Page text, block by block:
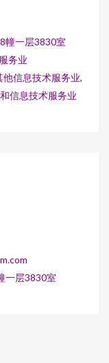
幢一层3830室
务业
信息技术服务业,
信息技术服务业
一层3830室